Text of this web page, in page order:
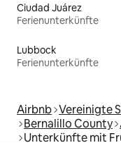
Ciudad Juárez
Ferienunterkünfte
Lubbock
Ferienunterkünfte
Airbnb Vereinigte
Bernalillo County
Unterkünfte mit